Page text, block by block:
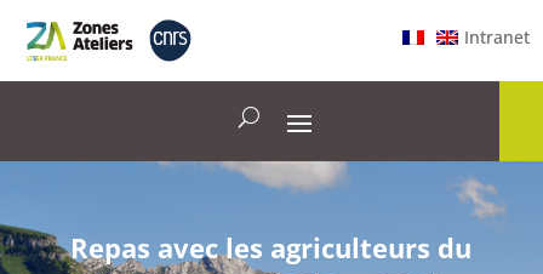
Intranet
Repas avec les agriculteurs du